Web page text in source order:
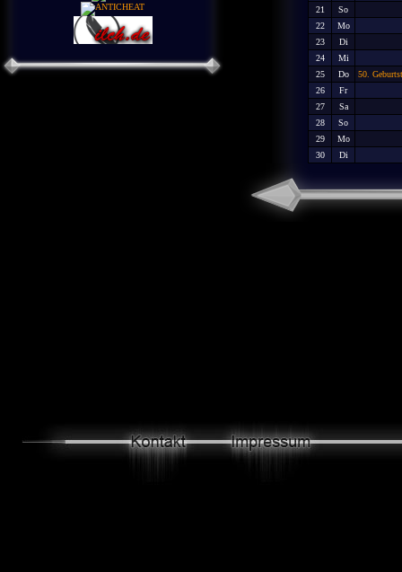
21
So
22
Mo
23
Di
24
Mi
25
Do
50.
26
Fr
27
Sa
28
So
29
Mo
30
Di